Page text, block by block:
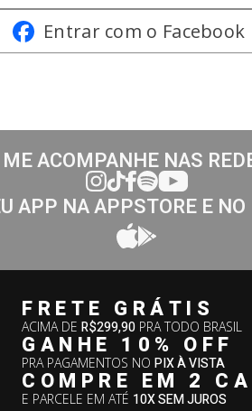
Entrar com o Facebook
ME ACOMPANHE NAS
APP NA APPSTORE E
FRETE GRÁTIS
ACIMA DER$299,90 PRA TODO BRASIL
GANHE 10% OFF
PRA PAGAMENTOS NOPIX À VISTA
COMPRE EM 2
E PARCELE EM ATÉ 10X SEM JUROS